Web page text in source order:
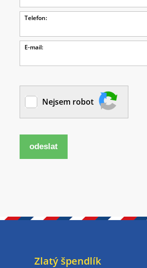
Telefon:
E-mail:
Nejsem robot
odeslat
Zlatý špendlík